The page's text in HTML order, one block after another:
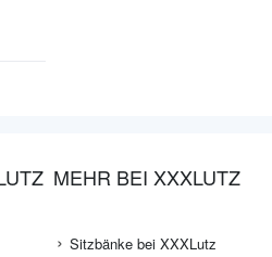
MEHR BEI XXXLUTZ
Sitzbänke bei XXXLutz